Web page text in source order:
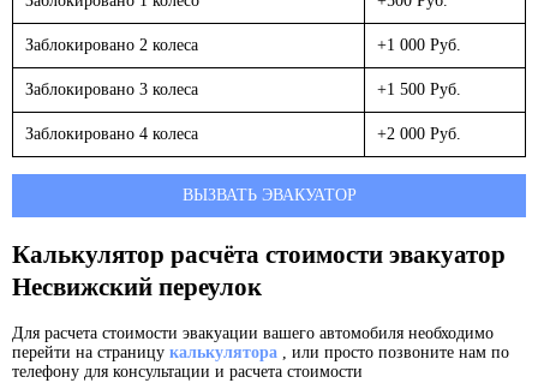
Заблокировано 2 колеса +1 000 Руб.
Заблокировано 3 колеса +1 500 Руб.
Заблокировано 4 колеса +2 000 Руб.
ВЫЗВАТЬ ЭВАКУАТОР
Калькулятор расчёта стоимости эвакуатор
Несвижский переулок
Для расчета стоимости эвакуации вашего автомобиля необходимо
перейти на страницу калькулятора , или просто позвоните нам по
телефону для консультации и расчета стоимости